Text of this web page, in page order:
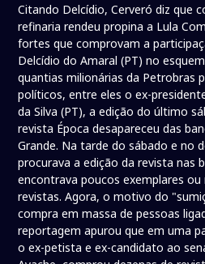
Citando Delcídio, Cerveró diz que
refinaria rendeu propina a Lula
fortes que comprovam a
Delcídio do Amaral (PT) no
quantias milionárias da Petrobras
políticos, entre eles o ex-
da Silva (PT), a edição do último
revista Época desapareceu das
Grande. Na tarde do sábado e no
procurava a edição da revista nas
encontrava poucos exemplares ou
revistas. Agora, o motivo do
compra em massa de pessoas
reportagem apurou que em uma
o ex-petista e ex-candidato ao